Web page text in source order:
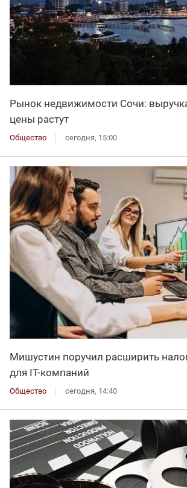
Рынок недвижимости Сочи:
цены растут
Общество сегодня, 15:00
Мишустин поручил расширить
для IT-компаний
Общество сегодня, 14:40